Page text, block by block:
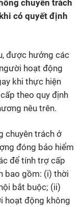
chuyên trách
có quyết định
được hưởng các
hoạt động
khi thực hiện
theo quy định
nêu trên.
chuyên trách ở
đóng bảo hiểm
để tính trợ cấp
bao gồm: (i) thời
bắt buộc; (ii)
hoạt động không